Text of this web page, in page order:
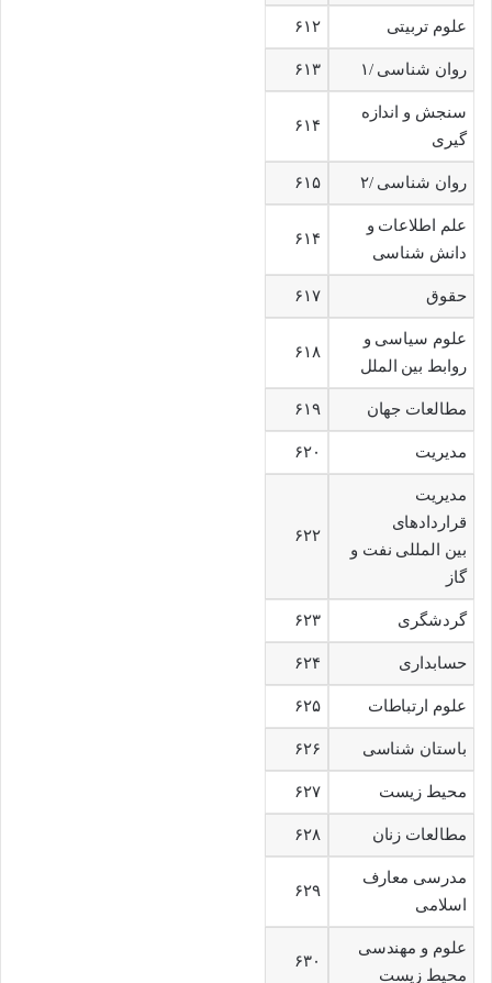
علوم تربیتی ۶۱۲
روان شناسی /۱ ۶۱۳
سنجش و اندازه
گیری
۶۱۴
روان شناسی /۲ ۶۱۵
علم اطلاعات و
دانش شناسی
۶۱۴
حقوق ۶۱۷
علوم سیاسی و
روابط بین الملل
۶۱۸
مطالعات جهان ۶۱۹
مدیریت ۶۲۰
مدیریت
قراردادهای
بین المللی نفت و
گاز
۶۲۲
گردشگری ۶۲۳
حسابداری ۶۲۴
علوم ارتباطات ۶۲۵
باستان شناسی ۶۲۶
محیط زیست ۶۲۷
مطالعات زنان ۶۲۸
مدرسی معارف
اسلامی
۶۲۹
علوم و مهندسی
محیط زیست
۶۳۰